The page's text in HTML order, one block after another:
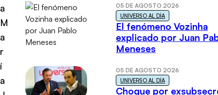
a
M
a
r
í
a
05 DE AGOSTO 2026
UNIVERSO AL DÍA
El fenómeno Vozinha
explicado por Juan
Meneses
05 DE AGOSTO 2026
UNIVERSO AL DÍA
Choque por